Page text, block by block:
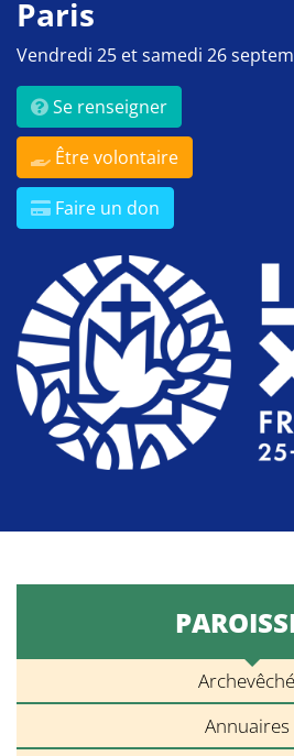
Paris
Vendredi 25 et samedi 26
Se renseigner
Être volontaire
Faire un don
Archevêché
Annuaires